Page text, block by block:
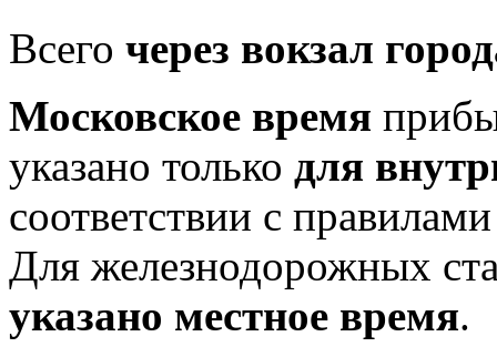
Всего через вокзал
Московское время
указано только для
соответствии с
Для железнодорожных
указано местное время.